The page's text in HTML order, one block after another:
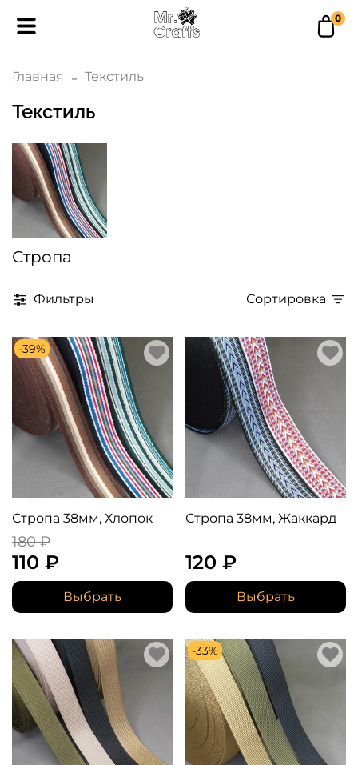
0
Главная Текстиль
Текстиль
Стропа
Фильтры Сортировка
-39%
Стропа 38мм, Хлопок
180 ₽
110 ₽
Выбрать
Стропа 38мм, Жаккард
120 ₽
Выбрать
-33%